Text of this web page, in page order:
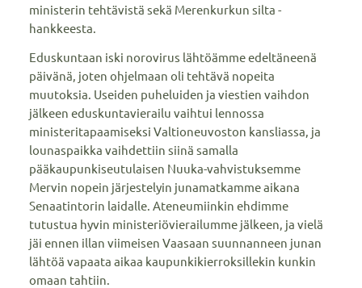
ministerin tehtävistä sekä Merenkurkun silta -
hankkeesta.
Eduskuntaan iski norovirus lähtöämme edeltäneenä
päivänä, joten ohjelmaan oli tehtävä nopeita
muutoksia. Useiden puheluiden ja viestien vaihdon
jälkeen eduskuntavierailu vaihtui lennossa
ministeritapaamiseksi Valtioneuvoston kansliassa, ja
lounaspaikka vaihdettiin siinä samalla
pääkaupunkiseutulaisen Nuuka-vahvistuksemme
Mervin nopein järjestelyin junamatkamme aikana
Senaatintorin laidalle. Ateneumiinkin ehdimme
tutustua hyvin ministeriövierailumme jälkeen, ja vielä
jäi ennen illan viimeisen Vaasaan suunnanneen junan
lähtöä vapaata aikaa kaupunkikierroksillekin kunkin
omaan tahtiin.